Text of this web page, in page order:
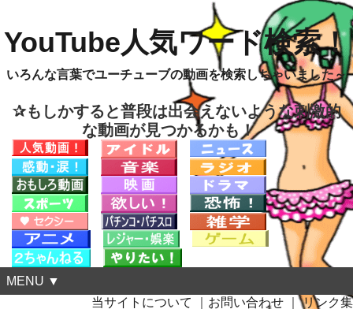
YouTube人気ワード検索！
いろんな言葉でユーチューブの動画を検索しちゃいました～
✰もしかすると普段は出会えないような刺激的
な動画が見つかるかも！
MENU ▼
当サイトについて
お問い合わせ ｜リンク集